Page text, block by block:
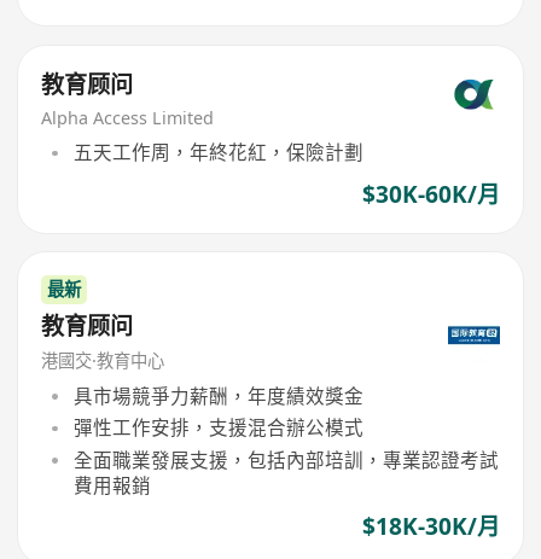
教育顾问
Alpha Access Limited
五天工作周，年終花紅，保險計劃
$30K-60K/月
最新
教育顾问
港國交·教育中心
具市場競爭力薪酬，年度績效獎金
彈性工作安排，支援混合辦公模式
全面職業發展支援，包括內部培訓，專業認證考試
費用報銷
$18K-30K/月